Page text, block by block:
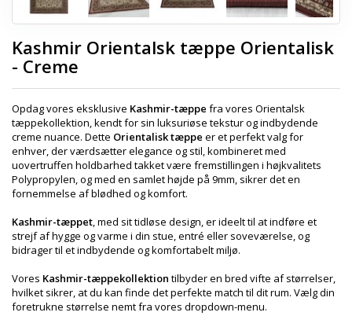
Kashmir Orientalsk tæppe Orientalisk
- Creme
Opdag vores eksklusive Kashmir-tæppe fra vores Orientalsk
tæppekollektion, kendt for sin luksuriøse tekstur og indbydende
creme nuance. Dette Orientalisk tæppe er et perfekt valg for
enhver, der værdsætter elegance og stil, kombineret med
uovertruffen holdbarhed takket være fremstillingen i højkvalitets
Polypropylen, og med en samlet højde på 9mm, sikrer det en
fornemmelse af blødhed og komfort.
Kashmir-tæppet, med sit tidløse design, er ideelt til at indføre et
strejf af hygge og varme i din stue, entré eller soveværelse, og
bidrager til et indbydende og komfortabelt miljø.
Vores Kashmir-tæppekollektion tilbyder en bred vifte af størrelser,
hvilket sikrer, at du kan finde det perfekte match til dit rum. Vælg din
foretrukne størrelse nemt fra vores dropdown-menu.